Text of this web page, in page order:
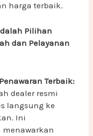
harga terbaik.
Pilihan
dan Pelayanan
Terbaik:
dealer resmi
langsung ke
Ini